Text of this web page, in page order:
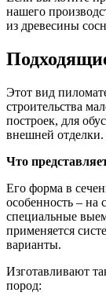
нашего
из древесины
Этот вид
строительства
построек, для
внешней отделки.
Что
Его форма в
особенность – на
специальные
применяется
варианты.
Изготавливают
пород: